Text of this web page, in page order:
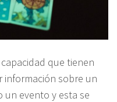
que tienen
información sobre un
un evento y esta se